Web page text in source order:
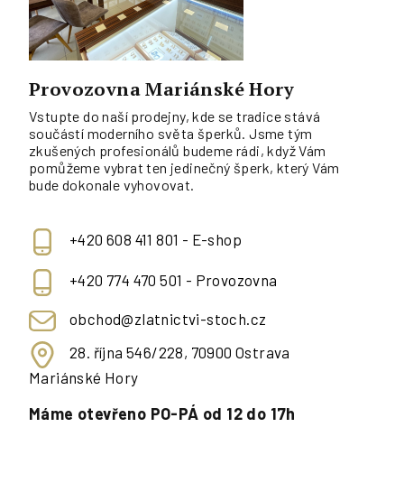
Provozovna Mariánské Hory
Vstupte do naší prodejny, kde se tradice stává
součástí moderního světa šperků. Jsme tým
zkušených profesionálů budeme rádi, když Vám
pomůžeme vybrat ten jedinečný šperk, který Vám
bude dokonale vyhovovat.
+420 608 411 801 - E-shop
+420 774 470 501 - Provozovna
obchod@zlatnictvi-stoch.cz
28. října 546/228, 70900 Ostrava
Mariánské Hory
Máme otevřeno PO-PÁ od 12 do 17h